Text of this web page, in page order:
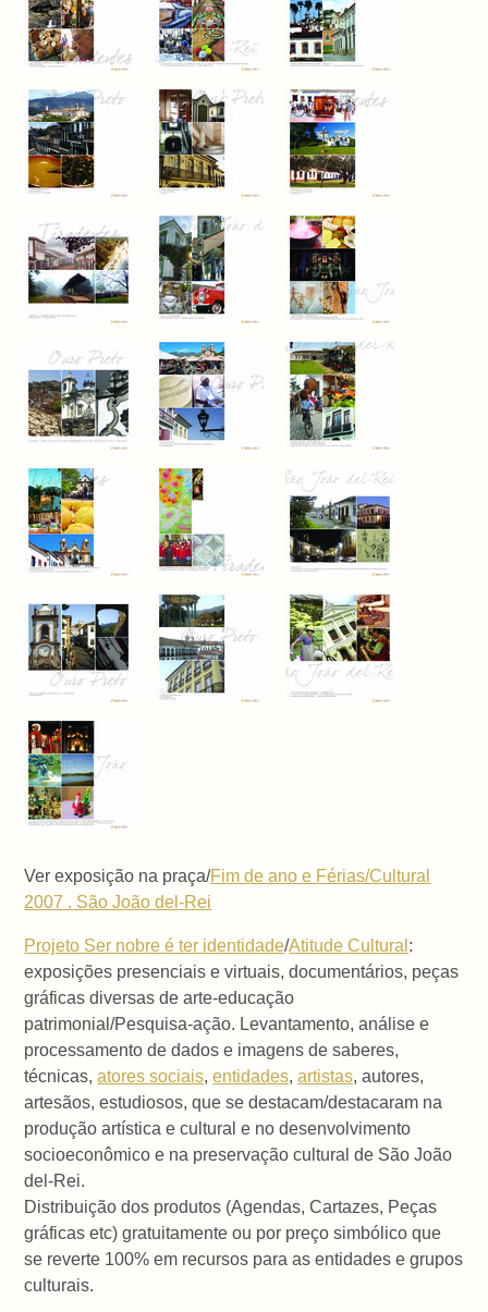
Ver exposição na praça/Fim de ano e Férias/Cultural
2007 . São João del-Rei
Projeto Ser nobre é ter identidade/Atitude Cultural :
exposições presenciais e virtuais, documentários, peças
gráficas diversas de arte-educação
patrimonial/Pesquisa-ação. Levantamento, análise e
processamento de dados e imagens de saberes,
técnicas, atores sociais, entidades, artistas, autores,
artesãos, estudiosos, que se destacam/destacaram na
produção artística e cultural e no desenvolvimento
socioeconômico e na preservação cultural de São João
del-Rei.
Distribuição dos produtos (Agendas, Cartazes, Peças
gráficas etc) gratuitamente ou por preço simbólico que
se reverte 100% em recursos para as entidades e grupos
culturais.